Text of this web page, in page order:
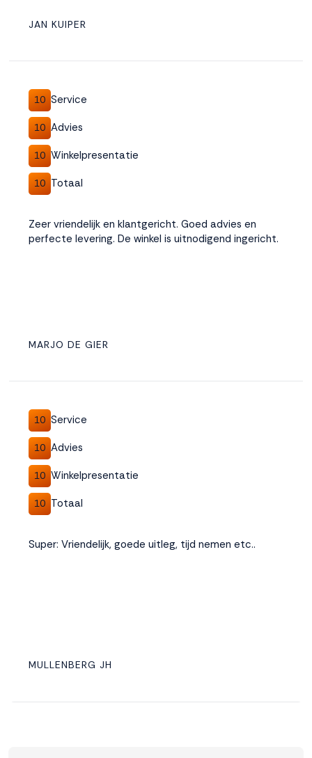
JAN KUIPER
10 Service
10 Advies
10 Winkelpresentatie
10 Totaal
Zeer vriendelijk en klantgericht. Goed advies en
perfecte levering. De winkel is uitnodigend ingericht.
MARJO DE GIER
10 Service
10 Advies
10 Winkelpresentatie
10 Totaal
Super: Vriendelijk, goede uitleg, tijd nemen etc..
MULLENBERG JH